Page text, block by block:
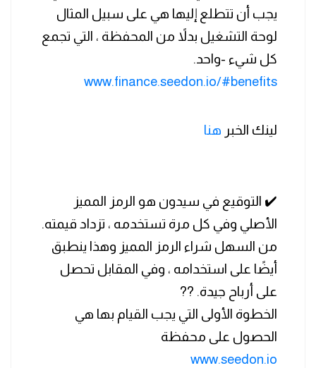
يجب أن تتطلع إليها هي على سبيل المثال
لوحة التشغيل بدلاً من المحفظة ، التي تجمع
كل شيء -واحد.
www.finance.seedon.io/#benefits
لينك الخبر هنا
✔️ التوقيع في سيدون هو الرمز المميز
الأصلي وفي كل مرة تستخدمه ، تزداد قيمته.
من السهل شراء الرمز المميز وهذا ينطبق
أيضًا على استخدامه ، وفي المقابل تحصل
على أرباح جيدة. ??
الخطوة الأولى التي يجب القيام بها هي
الحصول على محفظة
www.seedon.io